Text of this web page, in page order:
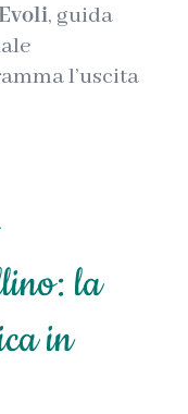
, guida
l’uscita
la
in